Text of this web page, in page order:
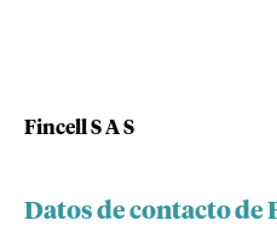
Fincell S A S
Datos de contacto de